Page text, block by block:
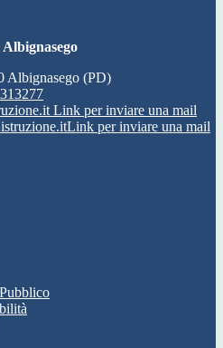
Albignasego (PD)
Link per inviare una mail
Link per inviare una mail